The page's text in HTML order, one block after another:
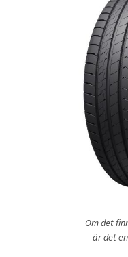
Om det
är det